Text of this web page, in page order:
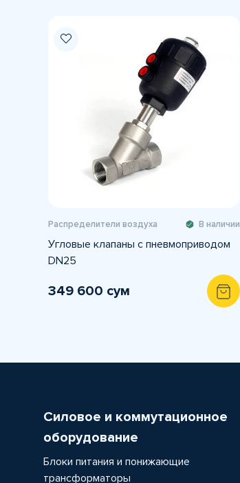
Распределители воздуха В наличии
Угловые клапаны с пневмоприводом
DN25
349 600 сум
Силовое и коммутационное
оборудование
Блоки питания и понижающие
трансформаторы